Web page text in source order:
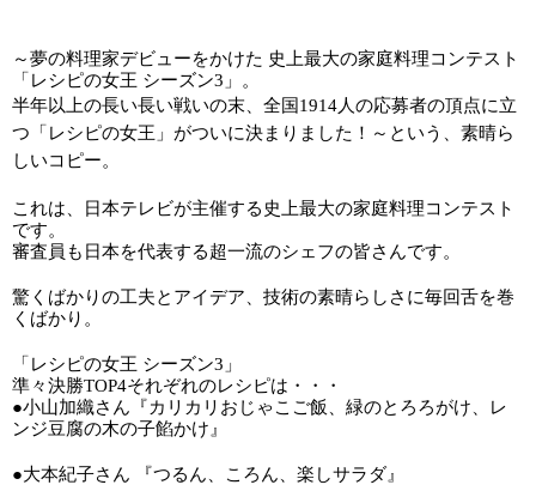
～夢の料理家デビューをかけた 史上最大の家庭料理コンテスト
「レシピの女王 シーズン3」。
半年以上の長い長い戦いの末、全国1914人の応募者の頂点に立
つ「レシピの女王」がついに決まりました！～という、素晴ら
しいコピー。
これは、日本テレビが主催する史上最大の家庭料理コンテスト
です。
審査員も日本を代表する超一流のシェフの皆さんです。
驚くばかりの工夫とアイデア、技術の素晴らしさに毎回舌を巻
くばかり。
「レシピの女王 シーズン3」
準々決勝TOP4それぞれのレシピは・・・
●小山加織さん『カリカリおじゃこご飯、緑のとろろがけ、レ
ンジ豆腐の木の子餡かけ』
●大本紀子さん 『つるん、ころん、楽しサラダ』